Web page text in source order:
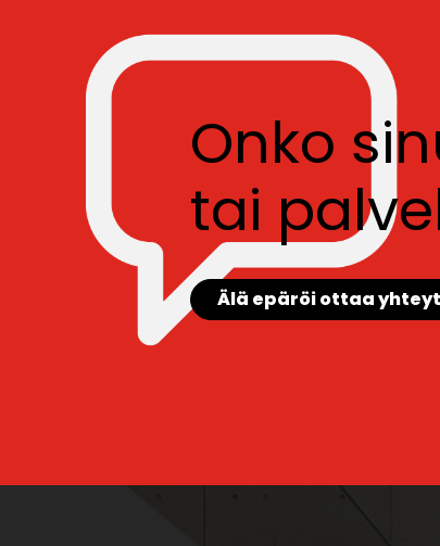
Onko
tai
Älä epäröi ottaa